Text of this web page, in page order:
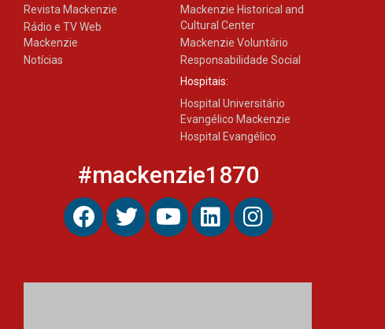
Revista Mackenzie
Rádio e TV Web
Mackenzie
Notícias
Mackenzie Historical and
Cultural Center
Mackenzie Voluntário
Responsabilidade Social
Hospitais:
Hospital Universitário
Evangélico Mackenzie
Hospital Evangélico
#mackenzie1870